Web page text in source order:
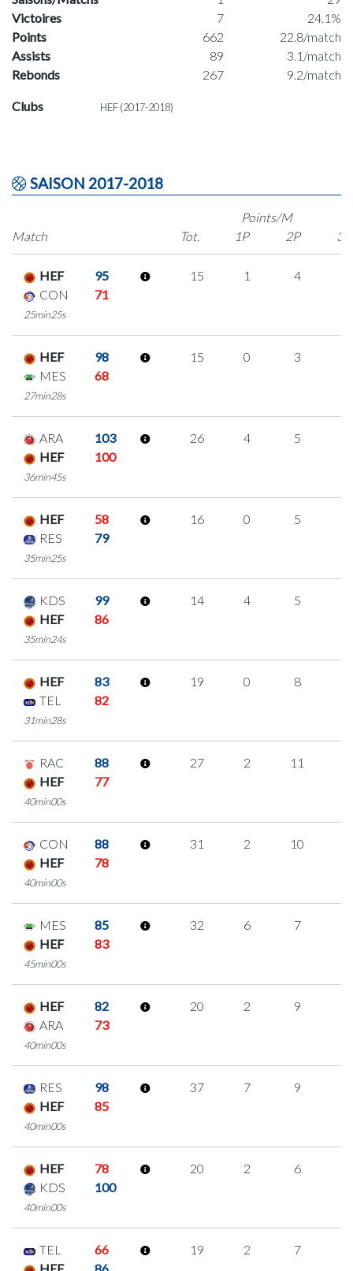
Victoires
7
24.1%
Points
662
22.8/match
Assists
89
3.1/match
Rebonds
267 9.2/match
Clubs HEF (2017-2018)
SAISON 2017-2018
Match
Points/M
Tot.
1P 2P 3P
HEF
95
CON
71
25min25s
15 1 4
HEF
98
MES
68
27min28s
15 0 3
ARA
103
HEF
100
36min45s
26 4 5
HEF
58
RES
79
35min25s
16 0 5
KDS
99
HEF
86
35min24s
14 4 5
HEF
83
TEL
82
31min28s
19 0 8
RAC
88
HEF
77
40min00s
27 2 11
CON
88
HEF
78
40min00s
31 2 10
MES
85
HEF
83
45min00s
32 6 7
HEF
82
ARA
73
40min00s
20 2 9
RES
98
HEF
85
40min00s
37 7 9
HEF
78
KDS
100
40min00s
20 2 6
TEL
66
19 2 7